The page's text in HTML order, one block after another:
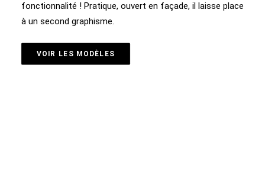
fonctionnalité ! Pratique, ouvert en façade, il laisse place
à un second graphisme.
VOIR LES MODÈLES